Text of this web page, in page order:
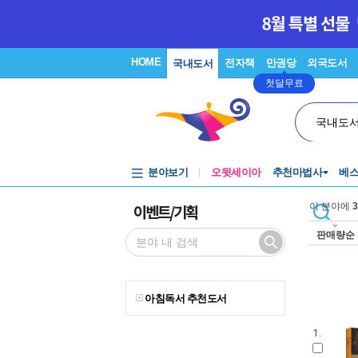
HOME 국내도서 전자책 만권당
첫달무료
외국도서
국내도
분야보기 오뒷세이아 추천마법사 베
이벤트/기획
아침독서 추천도서
이 분야에
판매량순
1.